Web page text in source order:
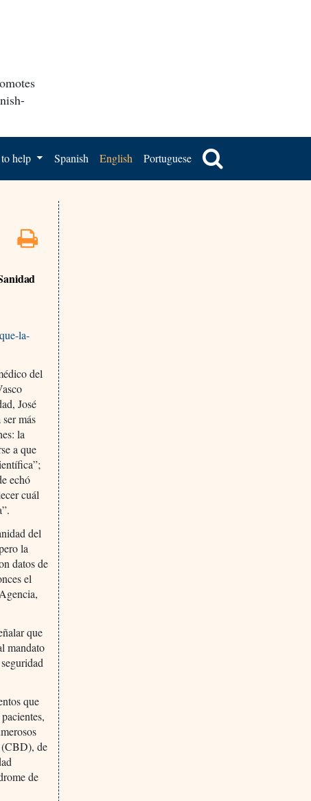
help Spanish English Portuguese
la-
del
José
más
la
a que
echó
cuál
del
la
datos de
el
que
mandato
que
(CBD), de
de